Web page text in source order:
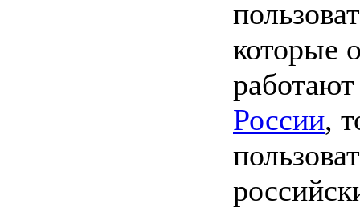
которые
России,